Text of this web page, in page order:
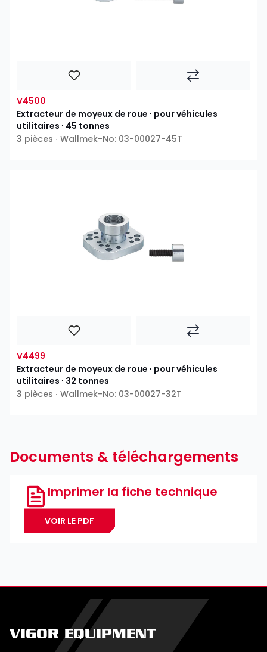
V4500
Extracteur de moyeux de roue ∙ pour véhicules
utilitaires ∙ 45 tonnes
3 pièces ∙ Wallmek-No: 03-00027-45T
V4499
Extracteur de moyeux de roue ∙ pour véhicules
utilitaires ∙ 32 tonnes
3 pièces ∙ Wallmek-No: 03-00027-32T
Documents & téléchargements
Imprimer la fiche technique
VOIR LE PDF
VIGOR EQUIPMENT